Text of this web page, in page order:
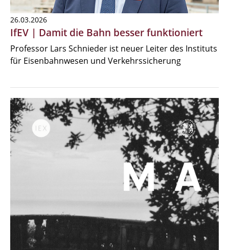
26.03.2026
IfEV | Damit die Bahn besser funktioniert
Professor Lars Schnieder ist neuer Leiter des Instituts
für Eisenbahnwesen und Verkehrssicherung